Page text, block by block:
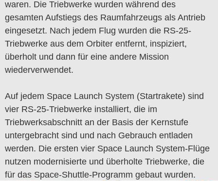
waren. Die Triebwerke wurden während des
gesamten Aufstiegs des Raumfahrzeugs als Antrieb
eingesetzt. Nach jedem Flug wurden die RS-25-
Triebwerke aus dem Orbiter entfernt, inspiziert,
überholt und dann für eine andere Mission
wiederverwendet.
Auf jedem Space Launch System (Startrakete) sind
vier RS-25-Triebwerke installiert, die im
Triebwerksabschnitt an der Basis der Kernstufe
untergebracht sind und nach Gebrauch entladen
werden. Die ersten vier Space Launch System-Flüge
nutzen modernisierte und überholte Triebwerke, die
für das Space-Shuttle-Programm gebaut wurden.